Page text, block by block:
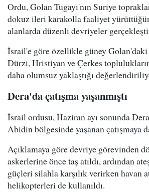
Ordu, Golan Tugayı'nın Suriye
dokuz ileri karakolla faaliyet
alanlarda düzenli devriyeler
İsrail'e göre özellikle güney
Dürzi, Hristiyan ve Çerkes
daha olumsuz yaklaştığı
Dera'da çatışma yaşanmıştı
İsrail ordusu, Haziran ayı sonunda
Abidin bölgesinde yaşanan çatışmaya
Açıklamaya göre devriye görevinden
askerlerine önce taş atıldı, ardından
güçleri silahla karşılık verirken havan
helikopterleri de kullanıldı.